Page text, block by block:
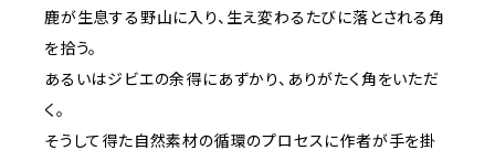
鹿が生息する野山に入り、生え変わるたびに落とされる角
を拾う。
あるいはジビエの余得にあずかり、ありがたく角をいただ
く。
そうして得た自然素材の循環のプロセスに作者が手を掛